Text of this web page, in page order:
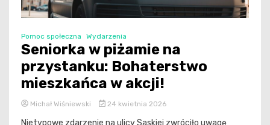
Pomoc społeczna Wydarzenia
Seniorka w piżamie na
przystanku: Bohaterstwo
mieszkańca w akcji!
Michał Wiśniewski 24 kwietnia 2026
Nietypowe zdarzenie na ulicy Saskiej zwróciło uwagę